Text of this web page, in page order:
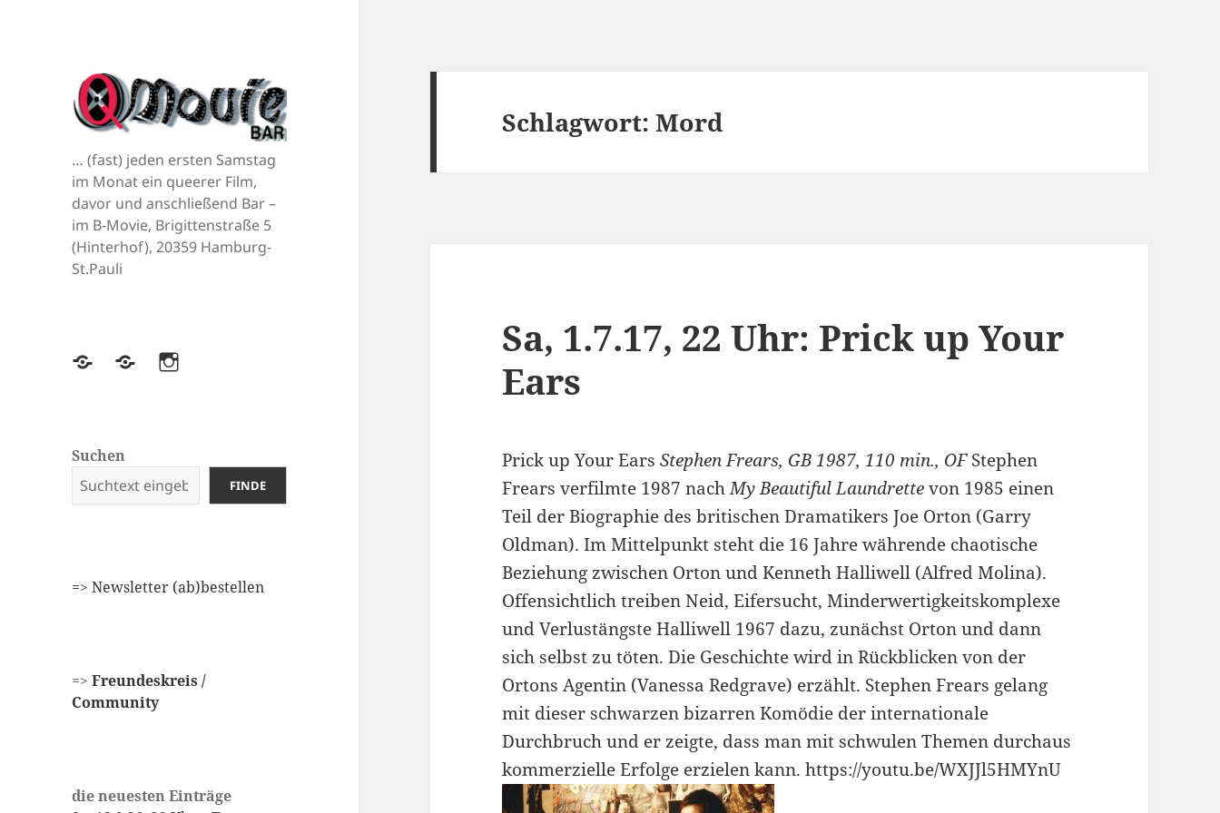
… (fast) jeden ersten Samstag
im Monat ein queerer Film,
davor und anschließend Bar –
im B-Movie, Brigittenstraße 5
(Hinterhof), 20359 Hamburg-
St.Pauli
BlueskyMastodonInstagram
Suchen
FINDE
=> Newsletter (ab)bestellen
=>Freundeskreis /
Community
die neuesten Einträge
Schlagwort:Mord
Sa, 1.7.17, 22 Uhr: Prick up Your
Ears
Prick up Your EarsStephen Frears, GB 1987, 110 min., OFStephen
Frears verfilmte 1987 nachMy Beautiful Laundrettevon 1985 einen
Teil der Biographie des britischen Dramatikers Joe Orton (Garry
Oldman). Im Mittel­punkt steht die 16 Jahre währende chaotische
Beziehung zwischen Orton und Kenneth Halliwell (Alfred Molina).
Offen­sichtlich treiben Neid, Eifersucht, Minderwertigkeits­komplexe
und Verlust­ängste Halliwell 1967 dazu, zunächst Orton und dann
sich selbst zu töten. Die Ge­schichte wird in Rückblicken von der
Ortons Agentin (Vanessa Redgrave) erzählt. Stephen Frears gelang
mit dieser schwarzen bizarren Komödie der internationale
Durchbruch und er zeigte, dass man mit schwulen Themen durchaus
kommerzielle Erfolge erzielen kann. https://youtu.be/WXJJl5HMYnU